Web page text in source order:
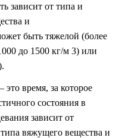
зависит от типа и
и
быть тяжелой (более
до 1500 кг/м 3) или
это время, за которое
состояния в
зависит от
вяжущего вещества и